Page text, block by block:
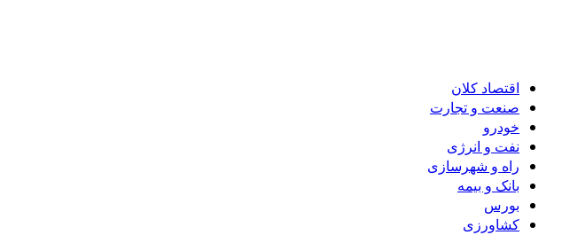
اقتصاد کلان
صنعت و تجارت
خودرو
نفت و انرژی
راه و شهرسازی
بانک و بیمه
بورس
کشاورزی